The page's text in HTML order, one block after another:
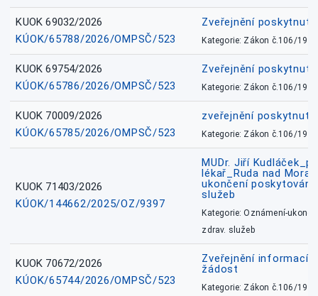
KUOK 69032/2026
KÚOK/65788/2026/OMPSČ/523
Zveřejnění
Kategorie: Zákon č.106/1999
KUOK 69754/2026
KÚOK/65786/2026/OMPSČ/523
Zveřejnění
Kategorie: Zákon č.106/1999
KUOK 70009/2026
KÚOK/65785/2026/OMPSČ/523
zveřejnění
Kategorie: Zákon č.106/1999
KUOK 71403/2026
KÚOK/144662/2025/OZ/9397
MUDr. Jiří
lékař_Ruda nad
ukončení
služeb
Kategorie: Oznámení-
zdrav. služeb
KUOK 70672/2026
KÚOK/65744/2026/OMPSČ/523
Zveřejnění informací
žádost
Kategorie: Zákon č.106/1999